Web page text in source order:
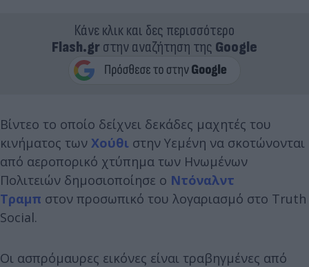
Κάνε κλικ και δες περισσότερο
Flash.grστην αναζήτηση της Google
Βίντεο το οποίο δείχνει δεκάδες μαχητές του
κινήματος των Χούθι στην Υεμένη να σκοτώνονται
από αεροπορικό χτύπημα των Ηνωμένων
Πολιτειών δημοσιοποίησε ο Ντόναλντ
Τραμπ στον προσωπικό του λογαριασμό στο Truth
Social.
Οι ασπρόμαυρες εικόνες είναι τραβηγμένες από